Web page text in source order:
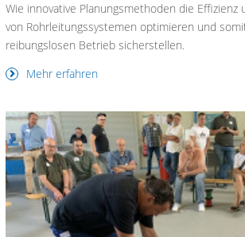
Wie innovative Planungsmethoden die Effizienz
von Rohrleitungssystemen optimieren und
reibungslosen Betrieb sicherstellen.
Mehr erfahren